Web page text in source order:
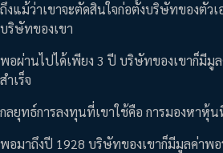
ถึงแม้ว่าเขาจะตัดสินใจก่อตั้งบริษัทของตัว
บริษัทของเขา
พอผ่านไปได้เพียง 3 ปี บริษัทของเขาก็มีมู
สำเร็จ
กลยุทธ์การลงทุนที่เขาใช้คือ การมองหาหุ้
พอมาถึงปี 1928 บริษัทของเขาก็มีมูลค่าพ